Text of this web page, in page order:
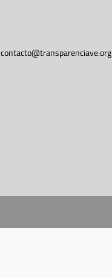
contacto@transparenciave.org